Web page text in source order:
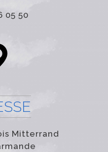
05 50
Mitterrand